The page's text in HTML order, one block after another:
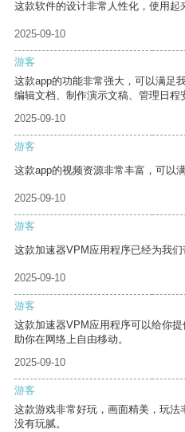
这款软件的设计非常人性化，使用起
2025-09-10
游客
这款app的功能非常强大，可以满足
编辑文档、制作演示文稿、管理日程
2025-09-10
游客
这款app的视频资源非常丰富，可以
2025-09-10
游客
这款加速器VPM应用程序已经为我们
2025-09-10
游客
这款加速器VPM应用程序可以给你
助你在网络上自由移动。
2025-09-10
游客
这款游戏非常好玩，画面精美，玩
没有玩腻。